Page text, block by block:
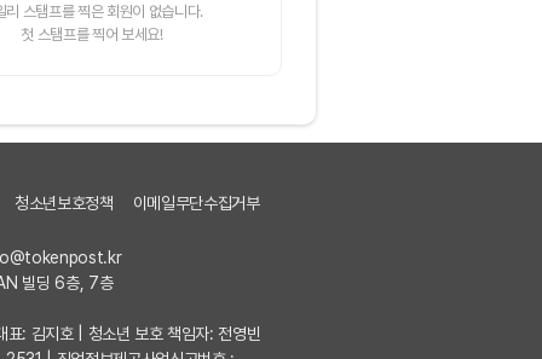
리 스탬프를 찍은 회원이 없습니다.
첫 스탬프를 찍어 보세요!
청소년보호정책 이메일무단수집거부
빌딩 6층, 7층
: 김지호 | 청소년 보호 책임자: 전영빈